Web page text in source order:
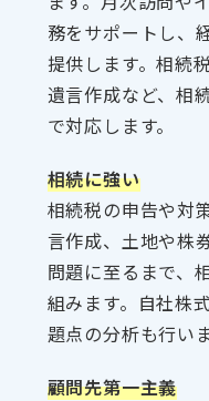
務をサポートし、
提供します。相続
遺言作成など、相
で対応します。
相続に強い
相続税の申告や対
言作成、土地や株
問題に至るまで、
組みます。自社株
題点の分析も行いま
顧問先第一主義